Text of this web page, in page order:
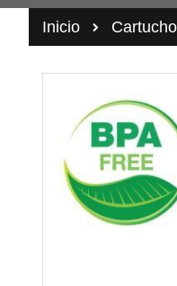
Inicio
galería
imágenes